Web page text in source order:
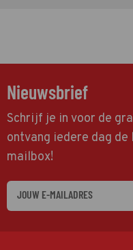
Nieuwsbrief
Schrijf je in voor de
ontvang iedere dag
mailbox!